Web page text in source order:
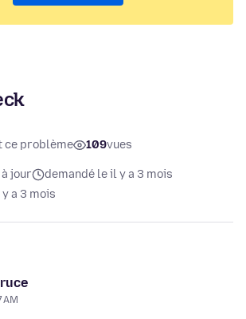
ce problème 109vues
jour
demandé le il y a 3 mois
a 3 mois